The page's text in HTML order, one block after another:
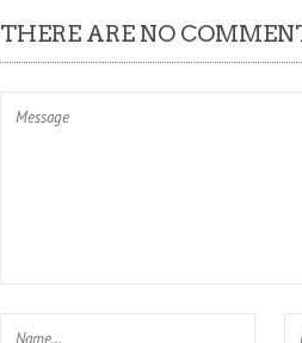
THERE ARE NO